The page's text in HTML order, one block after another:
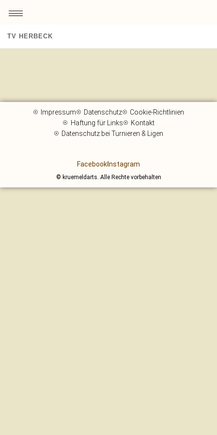
Skip to content
TV HERBECK
Impressum Datenschutz
Cookie-Richtlinien
Haftung für Links
Kontakt
Datenschutz bei Turnieren & Ligen
FacebookInstagram
© kruemeldarts. Alle Rechte vorbehalten